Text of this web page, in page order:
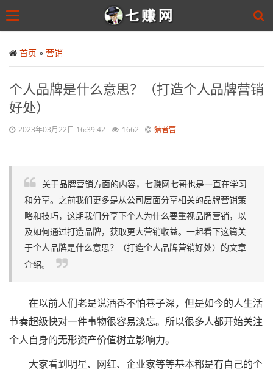
to
main
Toggle
首页 » 营销
个人品牌是什么意思？（打造个人品牌营销
好处）
2023年03月22日 16:39:42 1662 猎者营
关于品牌营销方面的内容，七赚网七哥也是一直在学习
和分享。之前我们更多是从公司层面分享相关的品牌营销策
略和技巧，这期我们分享下个人为什么要重视品牌营销，以
及如何通过打造品牌，获取更大营销收益。一起看下这篇关
于个人品牌是什么意思？（打造个人品牌营销好处）的文章
介绍。
在以前人们老是说酒香不怕巷子深，但是如今的人生活
节奏超级快对一件事物很容易淡忘。所以很多人都开始关注
个人自身的无形资产价值树立影响力。
大家看到明星、网红、企业家等等基本都是有自己的个